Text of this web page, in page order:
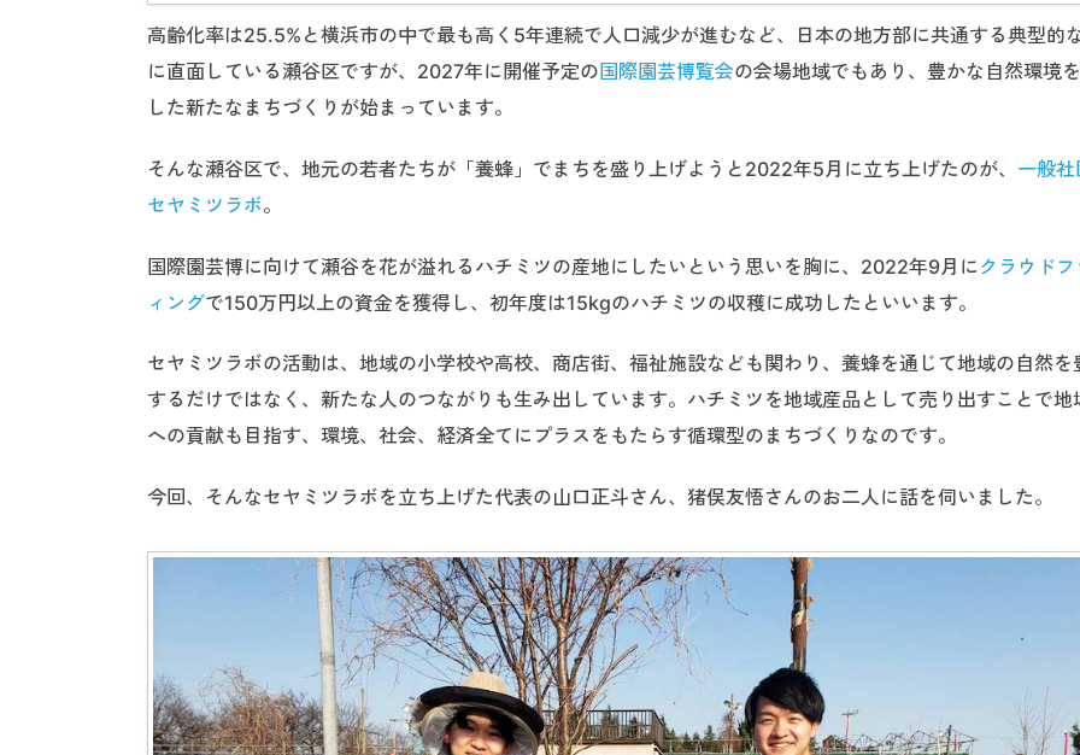
高齢化率は25.5%と横浜市の中で最も高く5年連続で人口減少が進むなど、日本の地方部に共通する典型的
に直面している瀬谷区ですが、2027年に開催予定の 国際園芸博覧会の会場地域でもあり、豊かな自然環境
した新たなまちづくりが始まっています。
そんな瀬谷区で、地元の若者たちが「養蜂」でまちを盛り上げようと2022年5月に立ち上げたのが、 一般
セヤミツラボ。
国際園芸博に向けて瀬谷を花が溢れるハチミツの産地にしたいという思いを胸に、2022年9月に クラウド
ィングで150万円以上の資金を獲得し、初年度は15kgのハチミツの収穫に成功したといいます。
セヤミツラボの活動は、地域の小学校や高校、商店街、福祉施設なども関わり、養蜂を通じて地域の自然を
するだけではなく、新たな人のつながりも生み出しています。ハチミツを地域産品として売り出すことで地
への貢献も目指す、環境、社会、経済全てにプラスをもたらす循環型のまちづくりなのです。
今回、そんなセヤミツラボを立ち上げた代表の山口正斗さん、猪俣友悟さんのお二人に話を伺いました。